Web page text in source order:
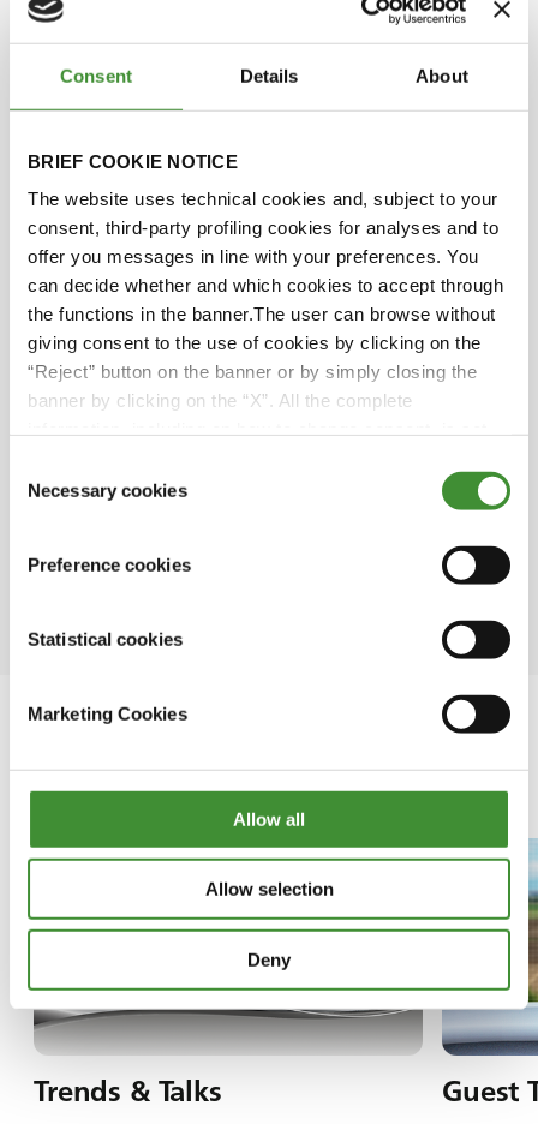
Consent Details About
BRIEF COOKIE NOTICE
The website uses technical cookies and, subject to your
consent, third-party profiling cookies for analyses and to
offer you messages in line with your preferences. You
can decide whether and which cookies to accept through
the functions in the banner.The user can browse without
giving consent to the use of cookies by clicking on the
“Reject” button on the banner or by simply closing the
banner by clicking on the “X”. All the complete
Selection
Necessary cookies
Preference cookies
Statistical cookies
Marketing Cookies
Allow all
Allow selection
Deny
¿Lo sabías?
más de 50 socios, entre ellos las principales
agrarias, departamentos gubernamentales y
organismos estatales, que colaboran para
impulsar la mitigación del cambio climático en
la agricultura.
El programa se centra en aprovechar los
resultados de la investigación para marcar una
diferencia significativa en la reducción de las
El Programa Signpost pretende ayudar a los
agricultores a adoptar prácticas respetuosas
grupos de debate, publicaciones y artículos en
En esta serie
Trends & Talks Guest